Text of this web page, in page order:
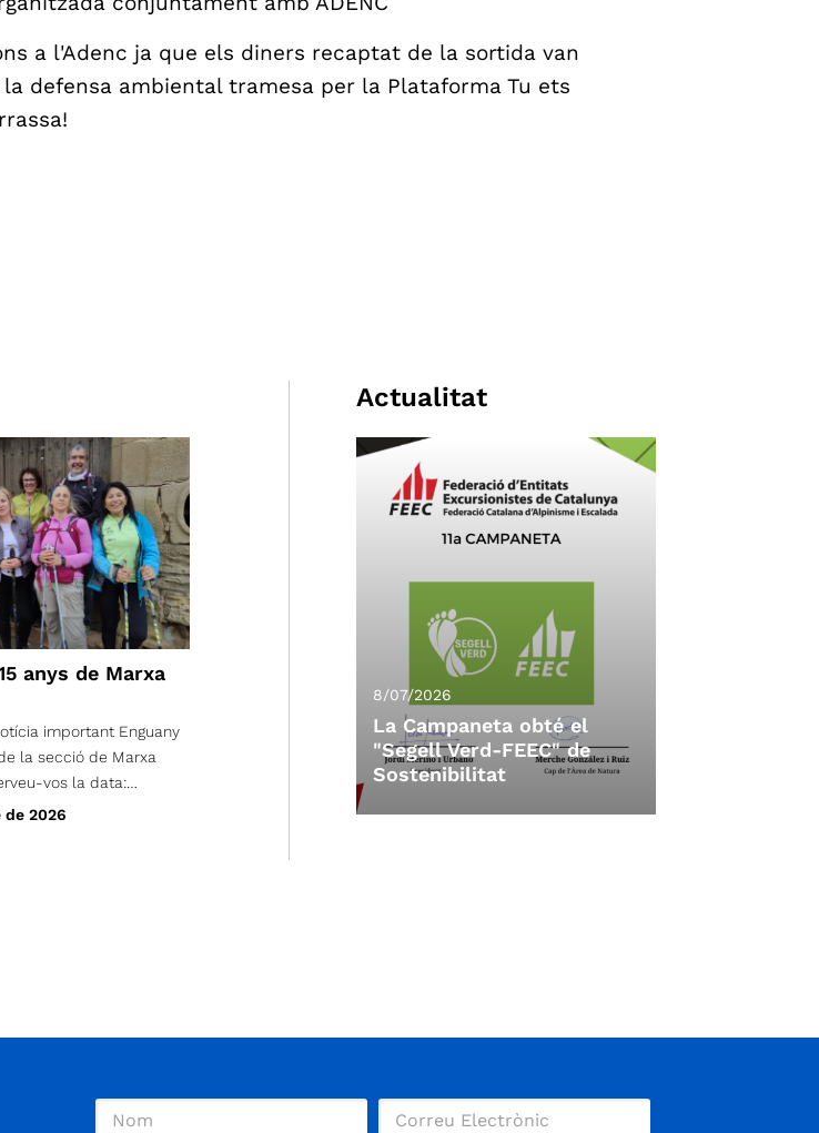
a l'Adenc ja que els diners recaptat de la sortida van
defensa ambiental tramesa per la Plataforma Tu ets
anys de Marxa
important Enguany
la secció de Marxa
vos la data:
18 hores a l'escola
de 2026
Actualitat
8/07/2026
La Campaneta obté el
"Segell Verd-FEEC" de
Sostenibilitat
Excursionista de Terrassa, amb la